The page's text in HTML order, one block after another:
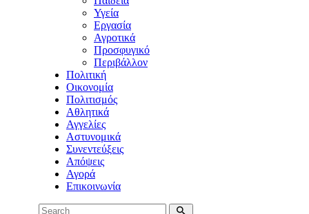
Υγεία
Εργασία
Αγροτικά
Προσφυγικό
Περιβάλλον
Πολιτική
Οικονομία
Πολιτισμός
Αθλητικά
Αγγελίες
Αστυνομικά
Συνεντεύξεις
Απόψεις
Αγορά
Επικοινωνία